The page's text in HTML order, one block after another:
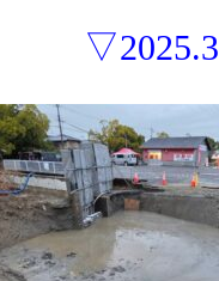
▽2025.3